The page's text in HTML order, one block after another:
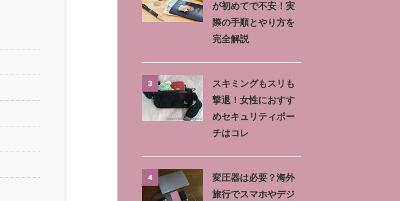
が初めてで不安！実
際の手順とやり方を
完全解説
3
スキミングもスリも
撃退！女性におすす
めセキュリティポー
チはコレ
4
変圧器は必要？海外
旅行でスマホやデジ